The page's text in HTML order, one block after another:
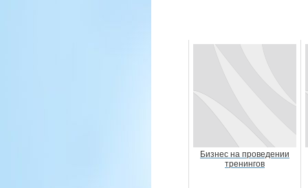
Бизнес на проведении
тренингов